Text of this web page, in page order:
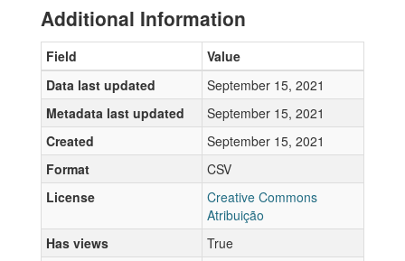
Additional Information
Field
Value
Data last updated
September 15, 2021
Metadata last updated
September 15, 2021
Created
September 15, 2021
Format
CSV
License
Creative Commons
Atribuição
Has views
True